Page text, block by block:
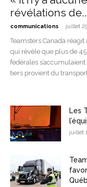
révélations
communications - juillet
Teamsters Canada réagit
qui révèle que plus de
fédérales
tiers provient du
Les
juillet